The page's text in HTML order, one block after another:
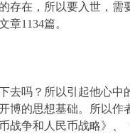
在，所以要入世，需
1134篇。
吗？所以引起他心中
博的思想基础。所以
战争和人民币战略》